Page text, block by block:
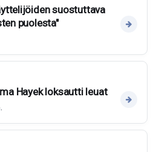
suostuttava
puolesta"
Hayek loksautti leuat